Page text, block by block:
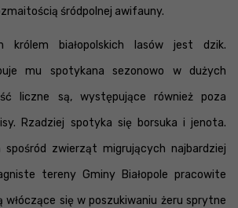
śródpolnej awifauny.
królem białopolskich lasów jest dzik.
mu spotykana sezonowo w dużych
liczne są, występujące również poza
Rzadziej spotyka się borsuka i jenota.
zwierząt migrujących najbardziej
tereny Gminy Białopole pracowite
włóczące się w poszukiwaniu żeru sprytne